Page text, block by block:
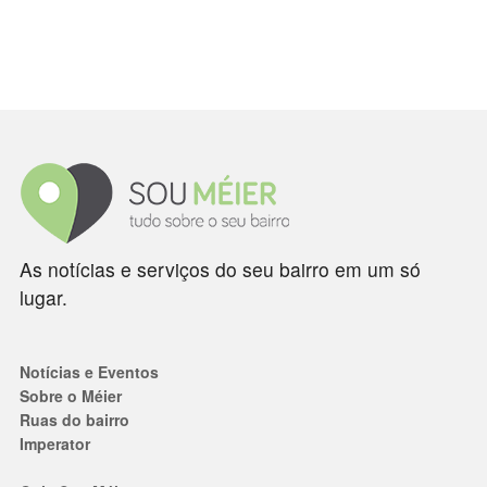
As notícias e serviços do seu bairro em um só
lugar.
Notícias e Eventos
Sobre o Méier
Ruas do bairro
Imperator